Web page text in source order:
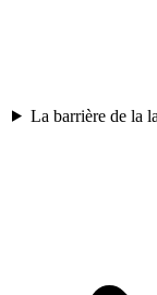
La barrière de la